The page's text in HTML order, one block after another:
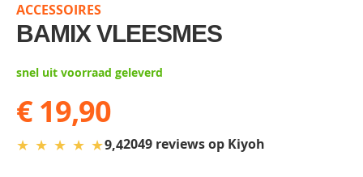
beginning
of
the
gallery
ACCESSOIRES
BAMIX VLEESMES
snel uit voorraad geleverd
€ 19,90
★ ★ ★ ★ ★9,42049 reviews op Kiyoh